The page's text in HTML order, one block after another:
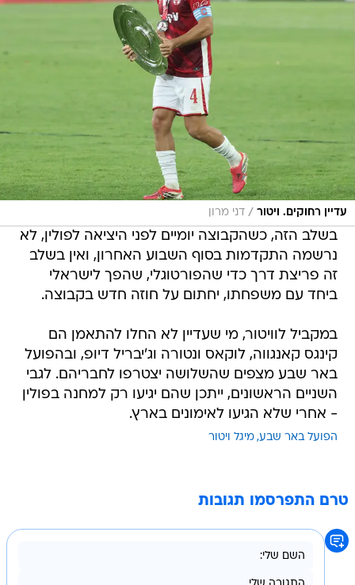
עדיין רחוקים. ויטור / דני מרון
בשלב הזה, כשהקבוצה יומיים לפני היציאה לפולין, לא
נרשמה התקדמות בסוף השבוע האחרון, ואין בשלב
זה פריצת דרך כדי שהפורטוגלי, שהפך לישראלי
ביחד עם משפחתו, יחתום על חוזה חדש בקבוצה.
במקביל לוויטור, מי שעדיין לא החלו להתאמן הם
קינגס קאנגווה, לוקאס ונטורה וג'יבריל דיופ, ובהפועל
באר שבע מצפים שהשלושה יצטרפו לחבריהם. לגבי
השניים הראשונים, ייתכן שהם יגיעו רק למחנה בפולין
- אחרי שלא הגיעו לאימונים בארץ.
הפועל באר שבע מיגל ויטור
טרם התפרסמו תגובות